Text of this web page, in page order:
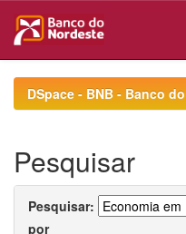
navigationDSpace - BNB - Banco
Pesquisar
Pesquisar:
por